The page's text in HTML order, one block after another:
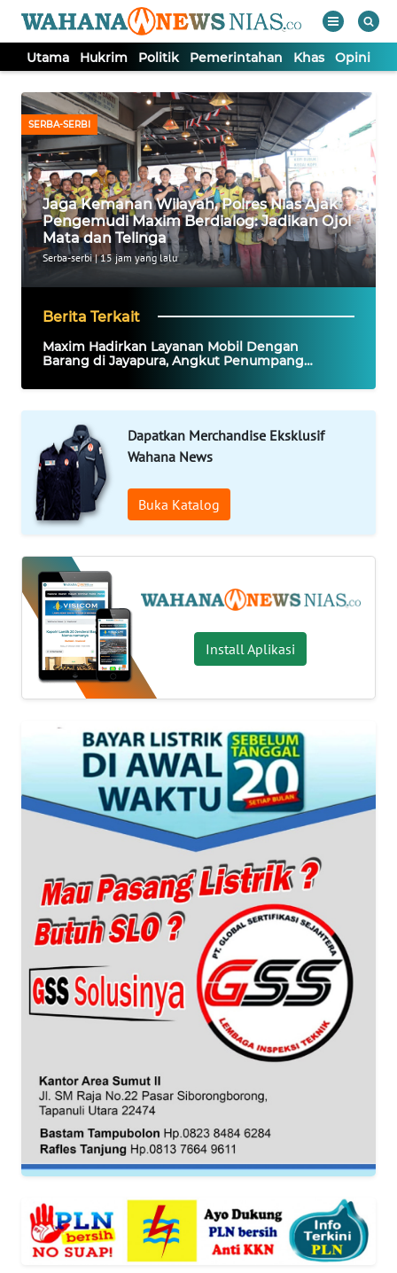
Utama Hukrim Politik Pemerintahan Khas Opini
SERBA-SERBI
Jaga Kemanan Wilayah, Polres Nias Ajak
Pengemudi Maxim Berdialog: Jadikan Ojol
Mata dan Telinga
Serba-serbi|15 jam yang lalu
Berita Terkait
Maxim Hadirkan Layanan Mobil Dengan
Barang di Jayapura, Angkut Penumpang
Dapatkan Merchandise Eksklusif
Wahana News
Buka Katalog
Install Aplikasi
TV
Tutup
UTAMA
HUKRIM
POLITIK
PEMERINTAHAN
KHAS
OPINI
NUSANTARA
SERBA-
SERBI
Informasi
INDEKS
BERITA
KONTAK
KAMI
TENTANG
PEDOMAN
MEDIA
SIBER
KARIR
Wahana
Regional
WN
WN
JAKARTA